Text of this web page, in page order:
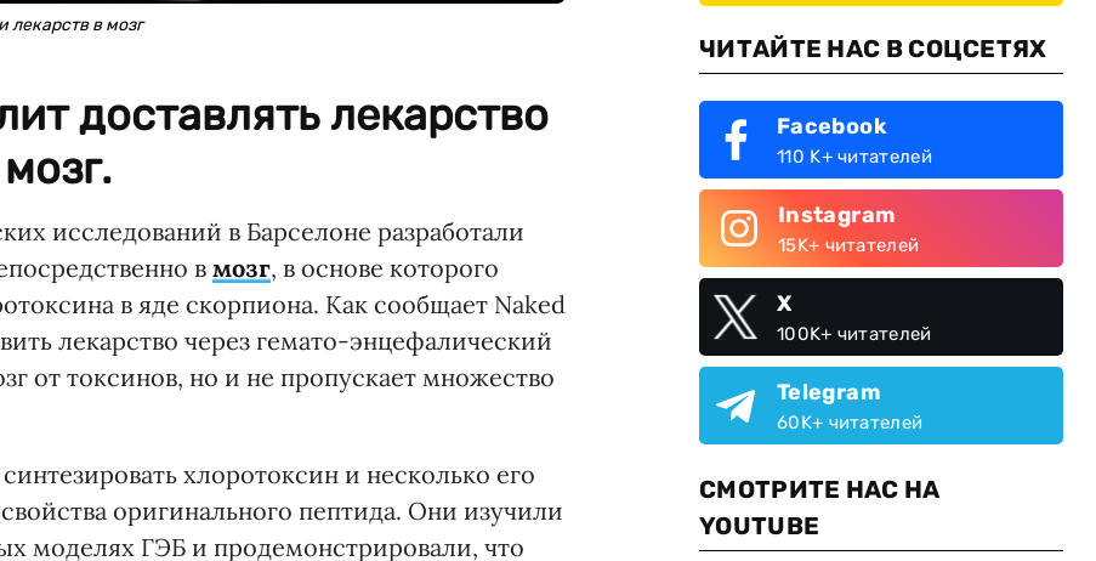
лекарств в мозг
доставлять лекарство
исследований в Барселоне разработали
в мозг, в основе которого
в яде скорпиона. Как сообщает Naked
лекарство через гемато-энцефалический
от токсинов, но и не пропускает множество
хлоротоксин и несколько его
оригинального пептида. Они изучили
моделях ГЭБ и продемонстрировали, что
ЧИТАЙТЕ НАС В СОЦСЕТЯХ
Facebook
110 K+ читателей
Instagram
15K+ читателей
X
100K+ читателей
Telegram
60K+ читателей
СМОТРИТЕ НАС НА
YOUTUBE